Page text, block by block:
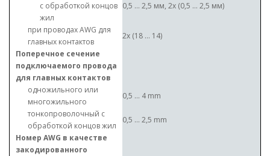
с обработкой концов
жил
0,5 ... 2,5 мм, 2x (0,5 ... 2,5 мм)
при проводах AWG для
главных контактов
2x (18 ... 14)
Поперечное сечение
подключаемого провода
для главных контактов
одножильного или
многожильного
0,5 ... 4 mm
тонкопроволочный с
обработкой концов жил
0,5 ... 2,5 mm
Номер AWG в качестве
закодированного